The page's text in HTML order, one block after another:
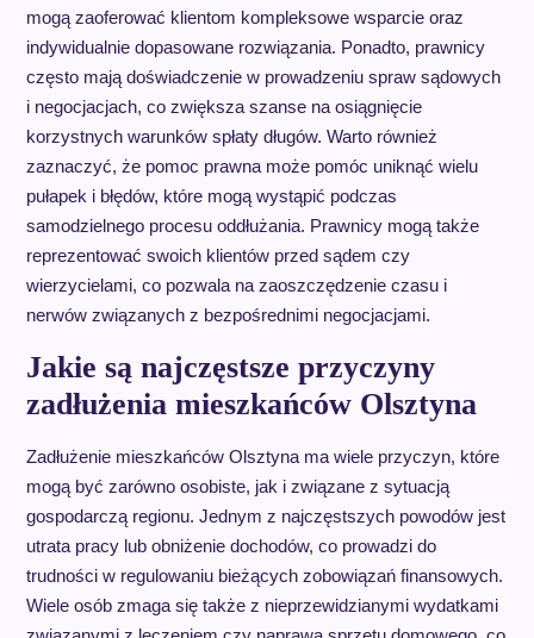
mogą zaoferować klientom kompleksowe wsparcie oraz
indywidualnie dopasowane rozwiązania. Ponadto, prawnicy
często mają doświadczenie w prowadzeniu spraw sądowych
i negocjacjach, co zwiększa szanse na osiągnięcie
korzystnych warunków spłaty długów. Warto również
zaznaczyć, że pomoc prawna może pomóc uniknąć wielu
pułapek i błędów, które mogą wystąpić podczas
samodzielnego procesu oddłużania. Prawnicy mogą także
reprezentować swoich klientów przed sądem czy
wierzycielami, co pozwala na zaoszczędzenie czasu i
nerwów związanych z bezpośrednimi negocjacjami.
Jakie są najczęstsze przyczyny
zadłużenia mieszkańców Olsztyna
Zadłużenie mieszkańców Olsztyna ma wiele przyczyn, które
mogą być zarówno osobiste, jak i związane z sytuacją
gospodarczą regionu. Jednym z najczęstszych powodów jest
utrata pracy lub obniżenie dochodów, co prowadzi do
trudności w regulowaniu bieżących zobowiązań finansowych.
Wiele osób zmaga się także z nieprzewidzianymi wydatkami